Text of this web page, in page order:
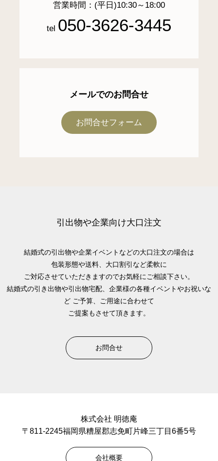
営業時間：(平日)10:30～18:00
tel 050-3626-3445
メールでのお問合せ
お問合せフォーム
引出物や企業向け大口注文
結婚式の引出物や企業イベントなどの大口注文の場合は
包装形態や送料、大口割引など柔軟に
ご対応させていただきますのでお気軽にご相談下さい。
結婚式の引き出物や引出物宅配、企業様の各種イベントやお祝いな
ど ご予算、ご用途に合わせて
ご提案もさせて頂きます。
お問合せ
株式会社 明徳庵
〒811-2245福岡県糟屋郡志免町片峰三丁目6番5号
会社概要